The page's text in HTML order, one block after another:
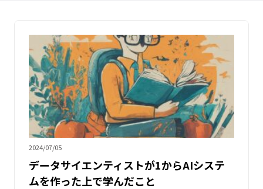
2024/07/05
データサイエンティストが1からAIシステ
ムを作った上で学んだこと